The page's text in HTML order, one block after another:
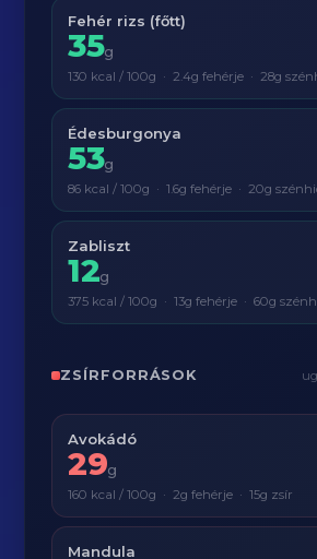
Fehér rizs (főtt)
35g
130 kcal / 100g · 2.4g fehérje · 28g
Édesburgonya
53g
86 kcal / 100g · 1.6g fehérje · 20g
Zabliszt
12g
375 kcal / 100g · 13g fehérje · 60g
ZSÍRFORRÁSOK
Avokádó
29g
160 kcal / 100g · 2g fehérje · 15g zsír
Mandula